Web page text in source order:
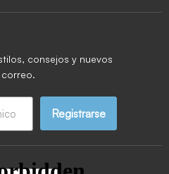
consejos y nuevos
Registrarse